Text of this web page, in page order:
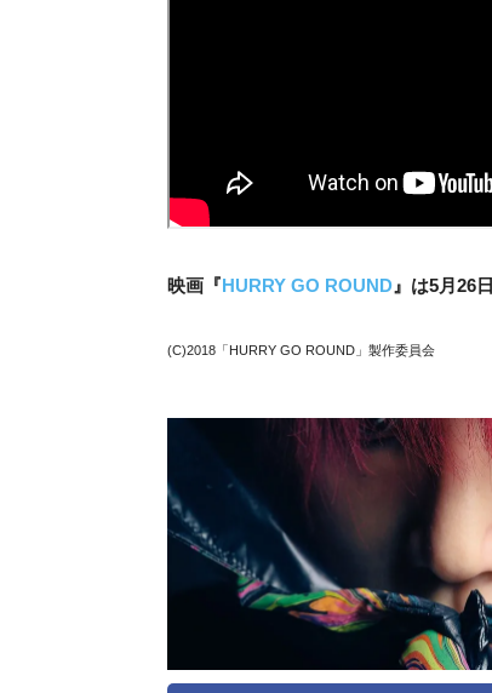
映画『HURRY GO ROUND 』は5月26
(C)2018「HURRY GO ROUND」製作委員会